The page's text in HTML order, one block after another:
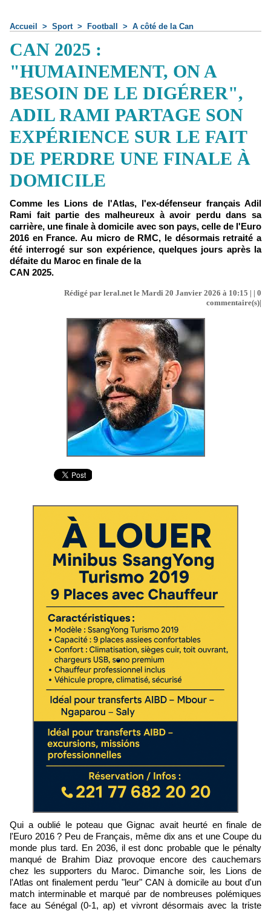
Accueil > Sport > Football > A côté de la Can
CAN 2025 :
"HUMAINEMENT, ON A
BESOIN DE LE DIGÉRER",
ADIL RAMI PARTAGE SON
EXPÉRIENCE SUR LE FAIT
DE PERDRE UNE FINALE À
DOMICILE
Comme les Lions de l'Atlas, l'ex-défenseur français Adil
Rami fait partie des malheureux à avoir perdu dans sa
carrière, une finale à domicile avec son pays, celle de l'Euro
2016 en France. Au micro de RMC, le désormais retraité a
été interrogé sur son expérience, quelques jours après la
défaite du Maroc en finale de la
CAN 2025.
Rédigé par leral.net le Mardi 20 Janvier 2026 à 10:15 | | 0
commentaire(s)|
Qui a oublié le poteau que Gignac avait heurté en finale de
l'Euro 2016 ? Peu de Français, même dix ans et une Coupe du
monde plus tard. En 2036, il est donc probable que le pénalty
manqué de Brahim Diaz provoque encore des cauchemars
chez les supporters du Maroc. Dimanche soir, les Lions de
l'Atlas ont finalement perdu "leur" CAN à domicile au bout d'un
match interminable et marqué par de nombreuses polémiques
face au Sénégal (0-1, ap) et vivront désormais avec la triste